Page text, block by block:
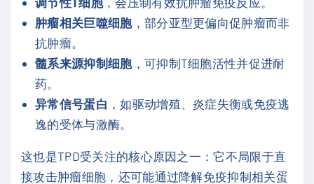
肿瘤相关巨噬细胞，部分亚型更偏向促肿瘤而非
抗肿瘤。
髓系来源抑制细胞，可抑制T细胞活性并促进耐
药。
异常信号蛋白 ，如驱动增殖、炎症失衡或免疫逃
逸的受体与激酶。
这也是TPD受关注的核心原因之一：它不局限于直
接攻击肿瘤细胞，还可能通过降解免疫抑制相关蛋